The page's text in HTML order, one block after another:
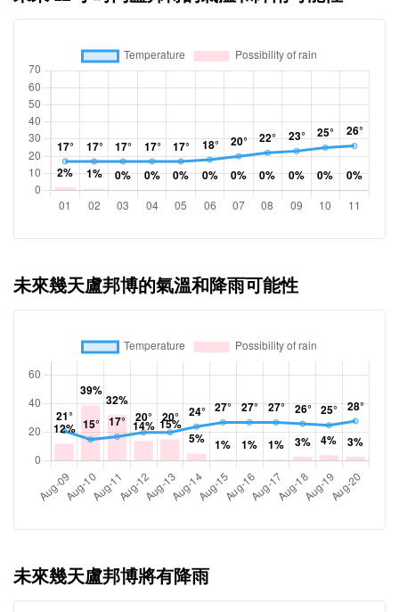
未來幾天盧邦博的氣溫和降雨可能性
未來幾天盧邦博將有降雨